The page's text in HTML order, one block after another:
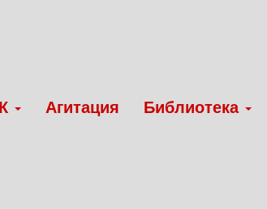
Агитация Библиотека